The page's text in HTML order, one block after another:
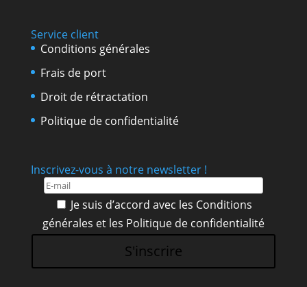
Service client
Conditions générales
Frais de port
Droit de rétractation
Politique de confidentialité
Inscrivez-vous à notre newsletter !
Je suis d’accord avec les Conditions
générales et les Politique de confidentialité
S'inscrire